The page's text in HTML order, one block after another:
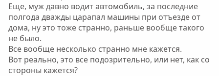
Еще, муж давно водит автомобиль, за последние
полгода дважды царапал машины при отъезде от
дома, ну это тоже странно, раньше вообще такого
не было.
Все вообще несколько странно мне кажется.
Вот реально, это все подозрительно, или нет, как со
стороны кажется?